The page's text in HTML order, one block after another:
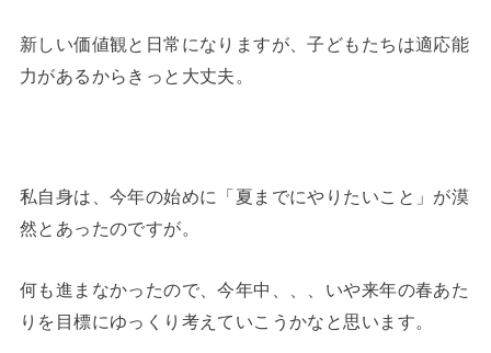
新しい価値観と日常になりますが、子どもたちは適応能
力があるからきっと大丈夫。
私自身は、今年の始めに「夏までにやりたいこと」が漠
然とあったのですが。
何も進まなかったので、今年中、、、いや来年の春あた
りを目標にゆっくり考えていこうかなと思います。